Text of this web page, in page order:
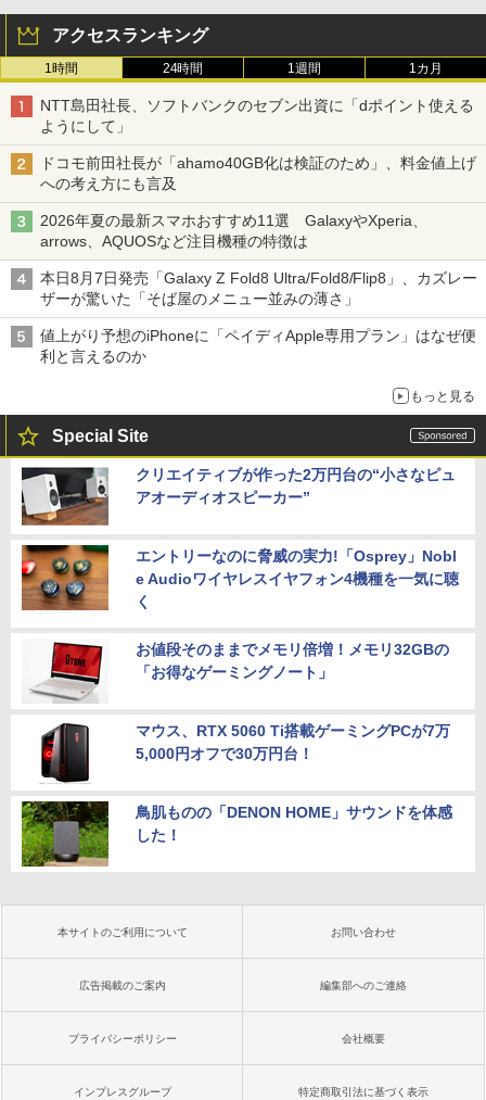
アクセスランキング
1時間 24時間 1週間 1カ月
NTT島田社長、ソフトバンクのセブン出資に「dポイント使える
ようにして」
ドコモ前田社長が「ahamo40GB化は検証のため」、料金値上げ
への考え方にも言及
2026年夏の最新スマホおすすめ11選 GalaxyやXperia、
arrows、AQUOSなど注目機種の特徴は
本日8月7日発売「Galaxy Z Fold8 Ultra/Fold8/Flip8」、カズレー
ザーが驚いた「そば屋のメニュー並みの薄さ」
値上がり予想のiPhoneに「ペイディApple専用プラン」はなぜ便
利と言えるのか
もっと見る
Special Site
クリエイティブが作った2万円台の“小さなピュ
アオーディオスピーカー”
エントリーなのに脅威の実力!「Osprey」Nobl
e Audioワイヤレスイヤフォン4機種を一気に聴
く
お値段そのままでメモリ倍増！メモリ32GBの
「お得なゲーミングノート」
マウス、RTX 5060 Ti搭載ゲーミングPCが7万
5,000円オフで30万円台！
鳥肌ものの「DENON HOME」サウンドを体感
した！
本サイトのご利用について お問い合わせ
広告掲載のご案内 編集部へのご連絡
プライバシーポリシー 会社概要
インプレスグループ 特定商取引法に基づく表示